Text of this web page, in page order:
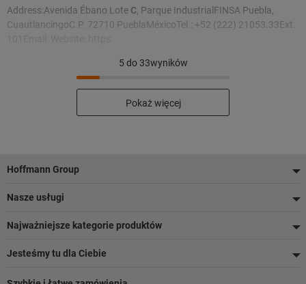
Address:Avenida Ébano Lote C, Parque IndustrialFINSA Puebla,
CuautlancingoC.P. 72710 PueblaMéxicoTel.: +52 (222) 21053.33Ext.
5do 33wyników
Pokaż więcej
Stopka
Hoffmann Group
Nasze usługi
Najważniejsze kategorie produktów
Jesteśmy tu dla Ciebie